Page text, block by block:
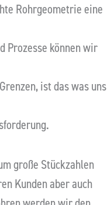
Rohrgeometrie eine
Prozesse können wir
ist das was uns
große Stückzahlen
Kunden aber auch